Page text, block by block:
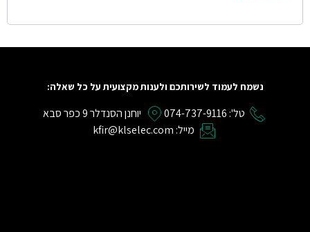
נשמח לעמוד לשירותכם ולענות מקצועית על כל שאלה:
טל': 074-737-9116
יוחנן הסנדלר 9 כפר סבא
מייל: kfir@klselec.com